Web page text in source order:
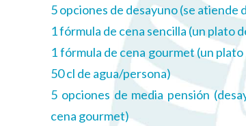
5 opciones de desayuno (se atiende
1 fórmula de cena sencilla (un plato
1 fórmula de cena gourmet (un
50 cl de agua/persona)
5 opciones de media pensión
cena gourmet)